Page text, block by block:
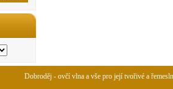
Dobroděj - ovčí vlna a vše pro její tvořivé a